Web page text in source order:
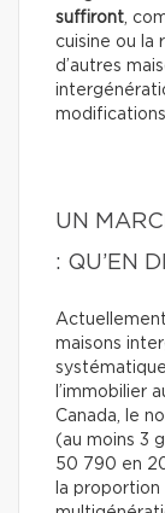
suffiront,
cuisine ou la
d’autres
UN
: QU’EN
maisons
l’immobilier
Canada, le
(au moins 3
50 790 en
la